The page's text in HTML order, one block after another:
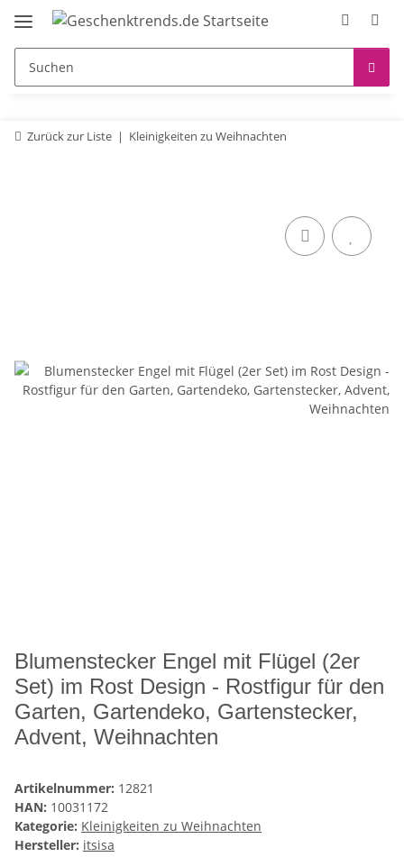
Zurück zur Liste Kleinigkeiten zu Weihnachten
Blumenstecker Engel mit Flügel (2er
Set) im Rost Design - Rostfigur für den
Garten, Gartendeko, Gartenstecker,
Advent, Weihnachten
Artikelnummer: 12821
HAN: 10031172
Kategorie: Kleinigkeiten zu Weihnachten
Hersteller: itsisa